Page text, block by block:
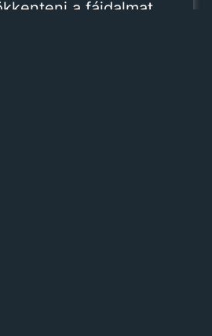
a fájdalmat